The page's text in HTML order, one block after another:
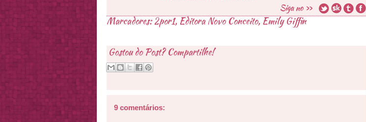
Marcadores:2por1,Editora Novo Conceito,Emily Giffin
Gostou do Post? Compartilhe!
9 comentários: